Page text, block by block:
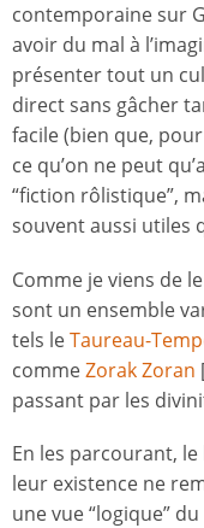
contemporaine sur
avoir du mal à
présenter tout un
direct sans gâcher
facile (bien que,
ce qu’on ne peut
“fiction rôlistique”,
souvent aussi utiles
Comme je viens de
sont un ensemble
tels leTaureau-
commeZorak Zoran
passant par les
En les parcourant,
leur existence ne
une vue “logique”